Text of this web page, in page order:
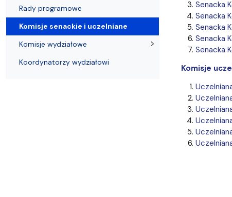
Senacka
Senacka
Senacka
Senacka
Senacka
Komisje
Rady programowe
Komisje senackie i uczelniane
Komisje wydziałowe
Koordynatorzy wydziałowi